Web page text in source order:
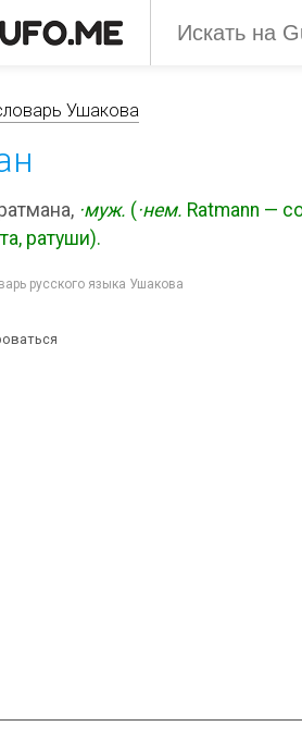
Ушакова
·муж. ( ·нем. Ratmann —
ратуши).
русского языка Ушакова